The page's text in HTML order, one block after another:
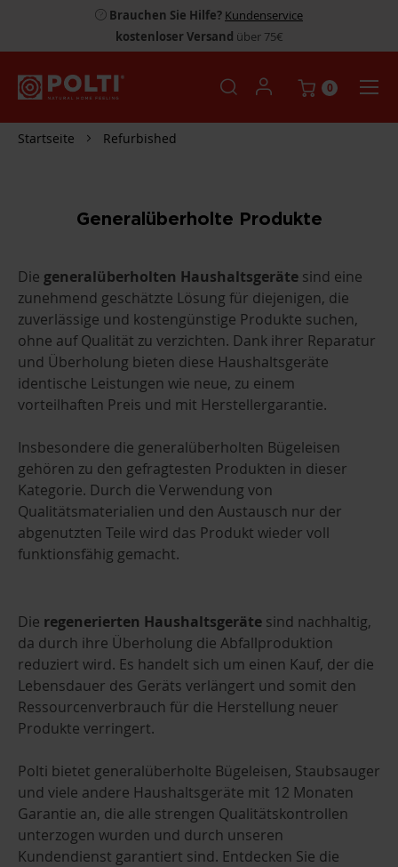
Brauchen Sie Hilfe? Kundenservice
kostenloser Versand über 75€
0
Startseite Refurbished
Generalüberholte Produkte
Die generalüberholten Haushaltsgeräte sind eine
zunehmend geschätzte Lösung für diejenigen, die
zuverlässige und kostengünstige Produkte suchen,
ohne auf Qualität zu verzichten. Dank ihrer Reparatur
und Überholung bieten diese Haushaltsgeräte
identische Leistungen wie neue, zu einem
vorteilhaften Preis und mit Herstellergarantie.
Insbesondere die generalüberholten Bügeleisen
gehören zu den gefragtesten Produkten in dieser
Kategorie. Durch die Verwendung von
Qualitätsmaterialien und den Austausch nur der
abgenutzten Teile wird das Produkt wieder voll
funktionsfähig gemacht.
Die regenerierten Haushaltsgeräte sind nachhaltig,
da durch ihre Überholung die Abfallproduktion
reduziert wird. Es handelt sich um einen Kauf, der die
Lebensdauer des Geräts verlängert und somit den
Ressourcenverbrauch für die Herstellung neuer
Produkte verringert.
Polti bietet generalüberholte Bügeleisen, Staubsauger
und viele andere Haushaltsgeräte mit 12 Monaten
Garantie an, die alle strengen Qualitätskontrollen
unterzogen wurden und durch unseren
Kundendienst garantiert sind. Entdecken Sie die